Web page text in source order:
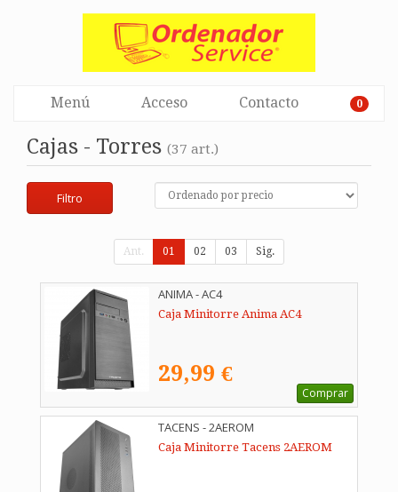
Menú Acceso Contacto 0
Cajas - Torres (37 art.)
Filtro
Ant. 01 02 03 Sig.
ANIMA - AC4
Caja Minitorre Anima AC4
29,99 €
Comprar
TACENS - 2AEROM
Caja Minitorre Tacens 2AEROM